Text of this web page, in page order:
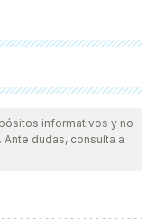
a profundidad por
confiabilidad,
artículo fue
informativos y no
dudas, consulta a